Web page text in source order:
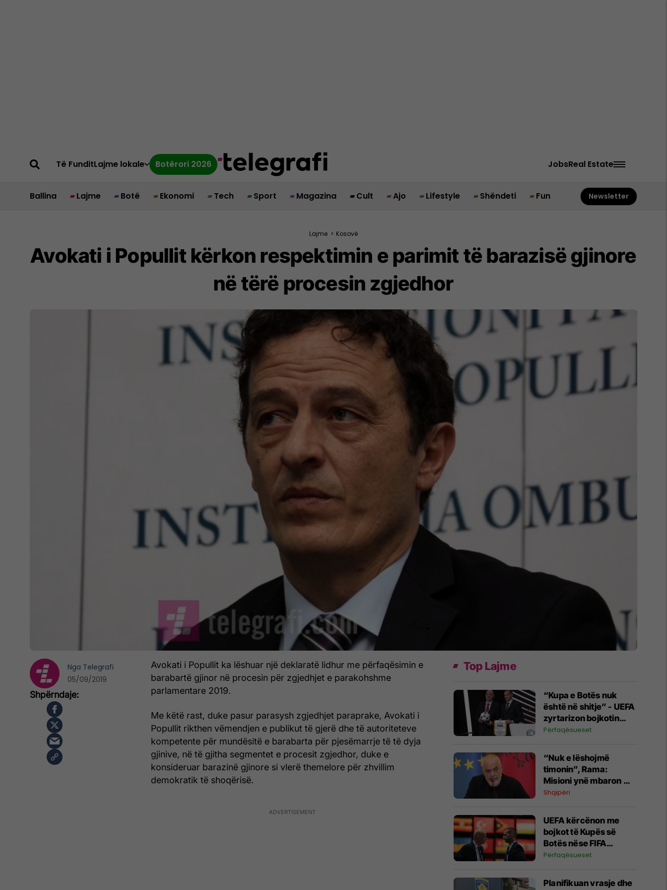
Të FunditLajme lokale Botërori 2026 JobsReal Estate
Ballina Lajme Botë Ekonomi Tech Sport Magazina Cult Ajo Lifestyle Shëndeti Fun Newsletter
Lajme > Kosovë
Avokati i Popullit kërkon respektimin e parimit të barazisë gjinore
në tërë procesin zgjedhor
Avokati i Popullit ka lëshuar një deklaratë lidhur me përfaqësimin e
barabartë gjinor në procesin për zgjedhjet e parakohshme
parlamentare 2019.
Me këtë rast, duke pasur parasysh zgjedhjet paraprake, Avokati i
Popullit rikthen vëmendjen e publikut të gjerë dhe të autoriteteve
kompetente për mundësitë e barabarta për pjesëmarrje të të dyja
gjinive, në të gjitha segmentet e procesit zgjedhor, duke e
konsideruar barazinë gjinore si vlerë themelore për zhvillim
demokratik të shoqërisë.
Nga Telegrafi
05/09/2019
Top Lajme
“Kupa e Botës nuk
është në shitje” - UEFA
zyrtarizon bojkotin
ndaj FIFA-s
Përfaqësueset
“Nuk e lëshojmë
timonin”, Rama:
Misioni ynë mbaron me
vendosjen e flamurit të
Shqipëri
UEFA kërcënon me
bojkot të Kupës së
Botës nëse FIFA
miraton projektin për
Përfaqësueset
​Planifikuan vrasje dhe